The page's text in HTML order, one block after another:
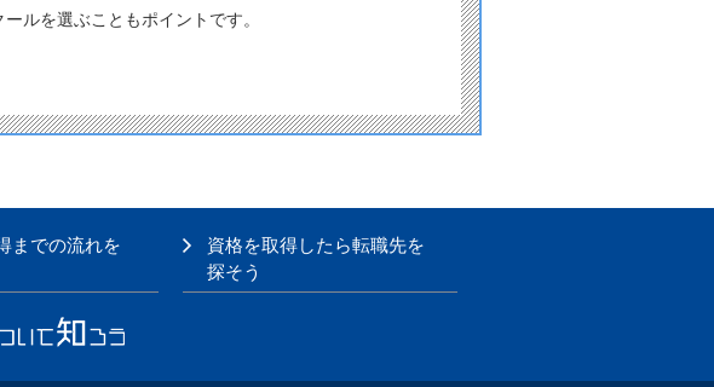
ルを選ぶこともポイントです。
までの流れを
資格を取得したら転職先を
探そう